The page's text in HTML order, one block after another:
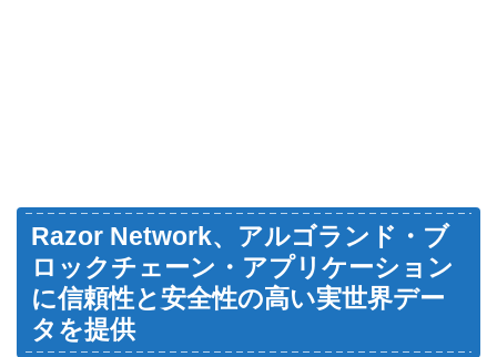
Razor Network、アルゴランド・ブ
ロックチェーン・アプリケーション
に信頼性と安全性の高い実世界デー
タを提供